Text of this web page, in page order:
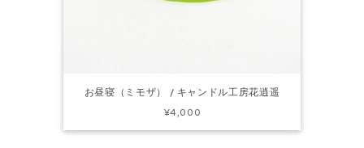
お昼寝（ミモザ） / キャンドル工房花逍遥
¥4,000